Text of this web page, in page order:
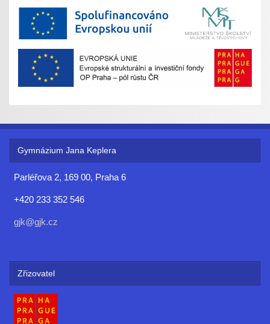
Gymnázium Jana Keplera
Parléřova 2, 169 00, Praha 6
+420 233 352 546
gjk@gjk.cz
Zřizovatel